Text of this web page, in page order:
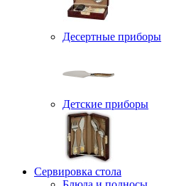
Десертные приборы
Детские приборы
Сервировка стола